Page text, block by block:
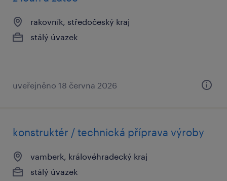
rakovník, středočeský kraj
stálý úvazek
uveřejněno 18 června 2026
konstruktér / technická příprava výroby
vamberk, královéhradecký kraj
stálý úvazek